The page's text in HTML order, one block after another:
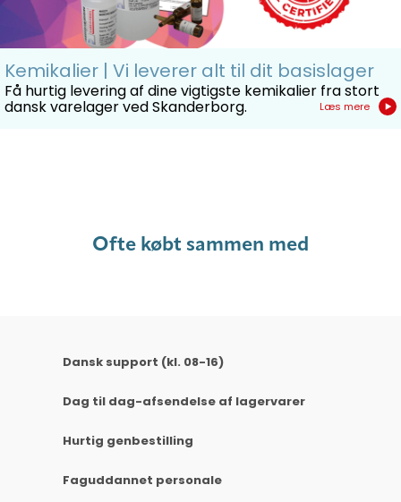
Kemikalier | Vi leverer alt til dit basislager
Få hurtig levering af dine vigtigste kemikalier fra stort
dansk varelager ved Skanderborg. Læs mere
Ofte købt sammen med
Dansk support (kl. 08-16)
Dag til dag-afsendelse af lagervarer
Hurtig genbestilling
Faguddannet personale